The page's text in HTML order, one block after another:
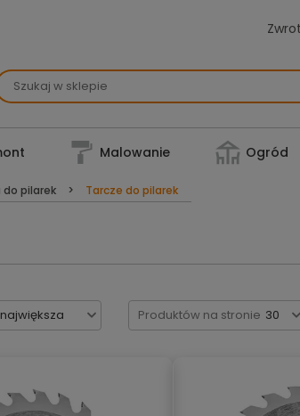
Malowanie Ogród
do pilarek Tarcze do pilarek
Produktów na stronie 30